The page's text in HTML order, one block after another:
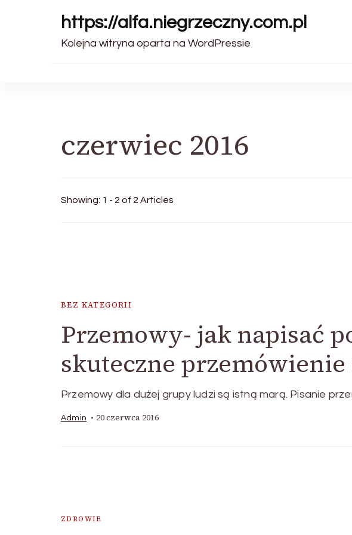
https://alfa.niegrzeczny.com.pl
Kolejna witryna oparta na WordPressie
czerwiec 2016
Showing: 1 - 2 of 2 Articles
BEZ KATEGORII
Przemowy- jak napisać
skuteczne
Przemowy dla dużej grupy ludzi są istną marą. Pisanie
Admin 20 czerwca 2016
ZDROWIE